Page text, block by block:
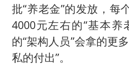
批“养老金”的发放，每
4000元左右的“基本养
的“架构人员”会拿的更
私的付出”。